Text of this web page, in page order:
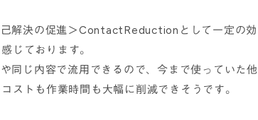
解決の促進＞ContactReductionとして一定の効
じております。
同じ内容で流用できるので、今まで使っていた他
ストも作業時間も大幅に削減できそうです。